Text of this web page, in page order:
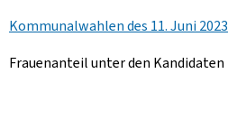
Kommunalwahlen des 11. Juni
Frauenanteil unter den Kandidaten